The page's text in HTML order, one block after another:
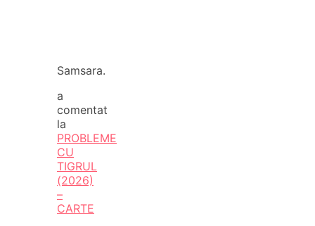
Samsara.
a
comentat
la
PROBLEME
CU
TIGRUL
(2026)
–
CARTE